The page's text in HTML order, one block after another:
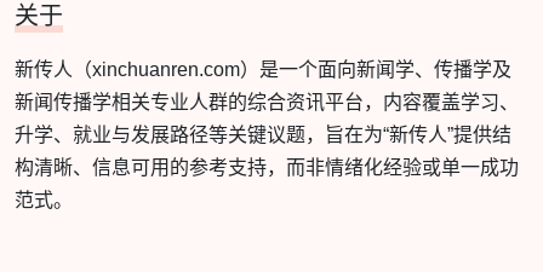
关于
新传人（xinchuanren.com）是一个面向新闻学、传播学及
新闻传播学相关专业人群的综合资讯平台，内容覆盖学习、
升学、就业与发展路径等关键议题，旨在为“新传人”提供结
构清晰、信息可用的参考支持，而非情绪化经验或单一成功
范式。